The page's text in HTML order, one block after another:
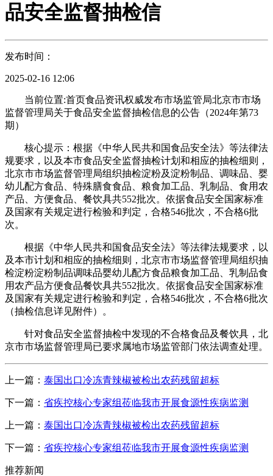
品安全监督抽检信
发布时间：
2025-02-16 12:06
当前位置:首页食品资讯权威发布市场监管局北京市市场
监督管理局关于食品安全监督抽检信息的公告（2024年第73
期）
核心提示：根据《中华人民共和国食品安全法》等法律法
规要求，以及本市食品安全监督抽检计划和相应的抽检细则，
北京市市场监督管理局组织抽检淀粉及淀粉制品、调味品、婴
幼儿配方食品、特殊膳食食品、粮食加工品、乳制品、食用农
产品、方便食品、餐饮具共552批次。依据食品安全国家标准
及国家有关规定进行检验和判定，合格546批次，不合格6批
次。
根据《中华人民共和国食品安全法》等法律法规要求，以
及本市计划和相应的抽检细则，北京市市场监督管理局组织抽
检淀粉淀粉制品调味品婴幼儿配方食品粮食加工品、乳制品食
用农产品方便食品餐饮具共552批次。依据食品安全国家标准
及国家有关规定进行检验和判定，合格546批次，不合格6批次
（抽检信息详见附件）。
针对食品安全监督抽检中发现的不合格食品及餐饮具，北
京市市场监督管理局已要求属地市场监管部门依法调查处理。
上一篇： 泰国出口冷冻青辣椒被检出农药残留超标
下一篇： 省疾控核心专家组莅临我市开展食源性疾病监测
上一篇： 泰国出口冷冻青辣椒被检出农药残留超标
下一篇： 省疾控核心专家组莅临我市开展食源性疾病监测
推荐新闻